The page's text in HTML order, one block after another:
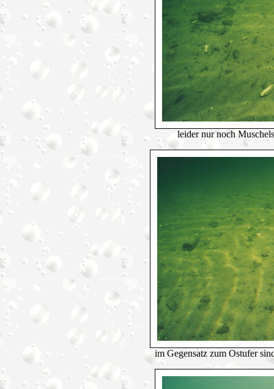
leider nur noch
im Gegensatz zum Ostufer